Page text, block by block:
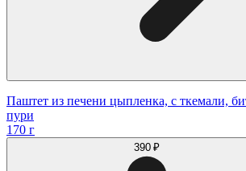
Паштет из печени цыпленка, с ткемали,
пури
170 г
390 ₽